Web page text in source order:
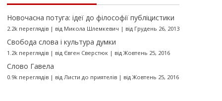
Новочасна потуга: ідеї до філософії публіцистики
2.2k переглядів| від Микола Шлемкевич | від Грудень 26, 2013
Свобода слова і культура думки
1.2k переглядів| від Євген Сверстюк| від Жовтень 25, 2016
Слово Гавела
0.9k переглядів| від Листи до приятелів| від Жовтень 25, 2016